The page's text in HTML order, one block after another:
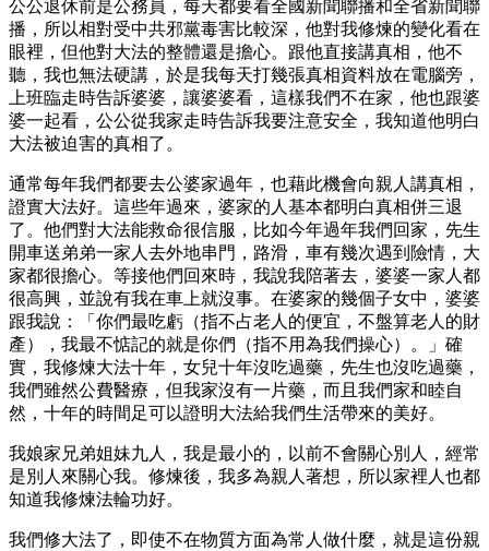
公公退休前是公務員，每天都要看全國新聞聯播和全省新聞聯
播，所以相對受中共邪黨毒害比較深，他對我修煉的變化看在
眼裡，但他對大法的整體還是擔心。跟他直接講真相，他不
聽，我也無法硬講，於是我每天打幾張真相資料放在電腦旁，
上班臨走時告訴婆婆，讓婆婆看，這樣我們不在家，他也跟婆
婆一起看，公公從我家走時告訴我要注意安全，我知道他明白
大法被迫害的真相了。
通常每年我們都要去公婆家過年，也藉此機會向親人講真相，
證實大法好。這些年過來，婆家的人基本都明白真相併三退
了。他們對大法能救命很信服，比如今年過年我們回家，先生
開車送弟弟一家人去外地串門，路滑，車有幾次遇到險情，大
家都很擔心。等接他們回來時，我說我陪著去，婆婆一家人都
很高興，並說有我在車上就沒事。在婆家的幾個子女中，婆婆
跟我說：「你們最吃虧（指不占老人的便宜，不盤算老人的財
產），我最不惦記的就是你們（指不用為我們操心）。」確
實，我修煉大法十年，女兒十年沒吃過藥，先生也沒吃過藥，
我們雖然公費醫療，但我家沒有一片藥，而且我們家和睦自
然，十年的時間足可以證明大法給我們生活帶來的美好。
我娘家兄弟姐妹九人，我是最小的，以前不會關心別人，經常
是別人來關心我。修煉後，我多為親人著想，所以家裡人也都
知道我修煉法輪功好。
我們修大法了，即使不在物質方面為常人做什麼，就是這份親